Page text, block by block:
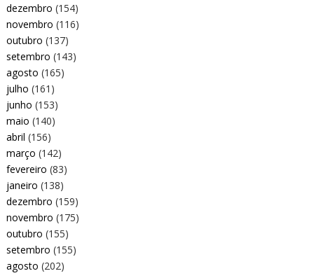
dezembro (154)
novembro (116)
outubro (137)
setembro (143)
agosto (165)
julho (161)
junho (153)
maio (140)
abril (156)
março (142)
fevereiro (83)
janeiro (138)
dezembro (159)
novembro (175)
outubro (155)
setembro (155)
agosto (202)